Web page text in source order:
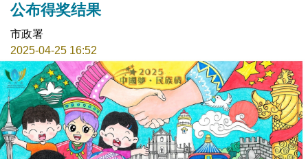
公布得奖结果
市政署
2025-04-25 16:52